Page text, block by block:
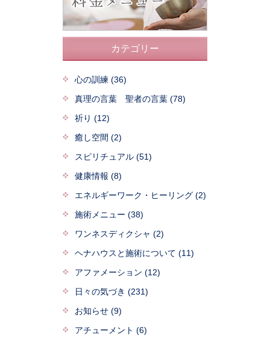
カテゴリー
心の訓練 (36)
真理の言葉 聖者の言葉 (78)
祈り (12)
癒し空間 (2)
スピリチュアル (51)
健康情報 (8)
エネルギーワーク・ヒーリング (2)
施術メニュー (38)
ワンネスディクシャ (2)
ヘナハウスと施術について (11)
アファメーション (12)
日々の気づき (231)
お知らせ (9)
アチューメント (6)